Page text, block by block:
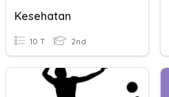
Kesehatan
10 T 2nd